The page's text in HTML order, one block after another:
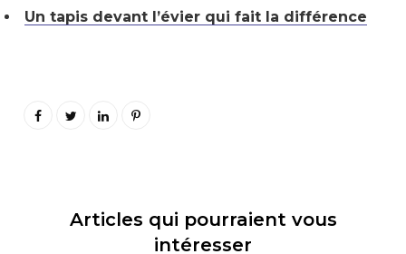
Un tapis devant l’évier qui fait la différence
Articles qui pourraient vous
intéresser